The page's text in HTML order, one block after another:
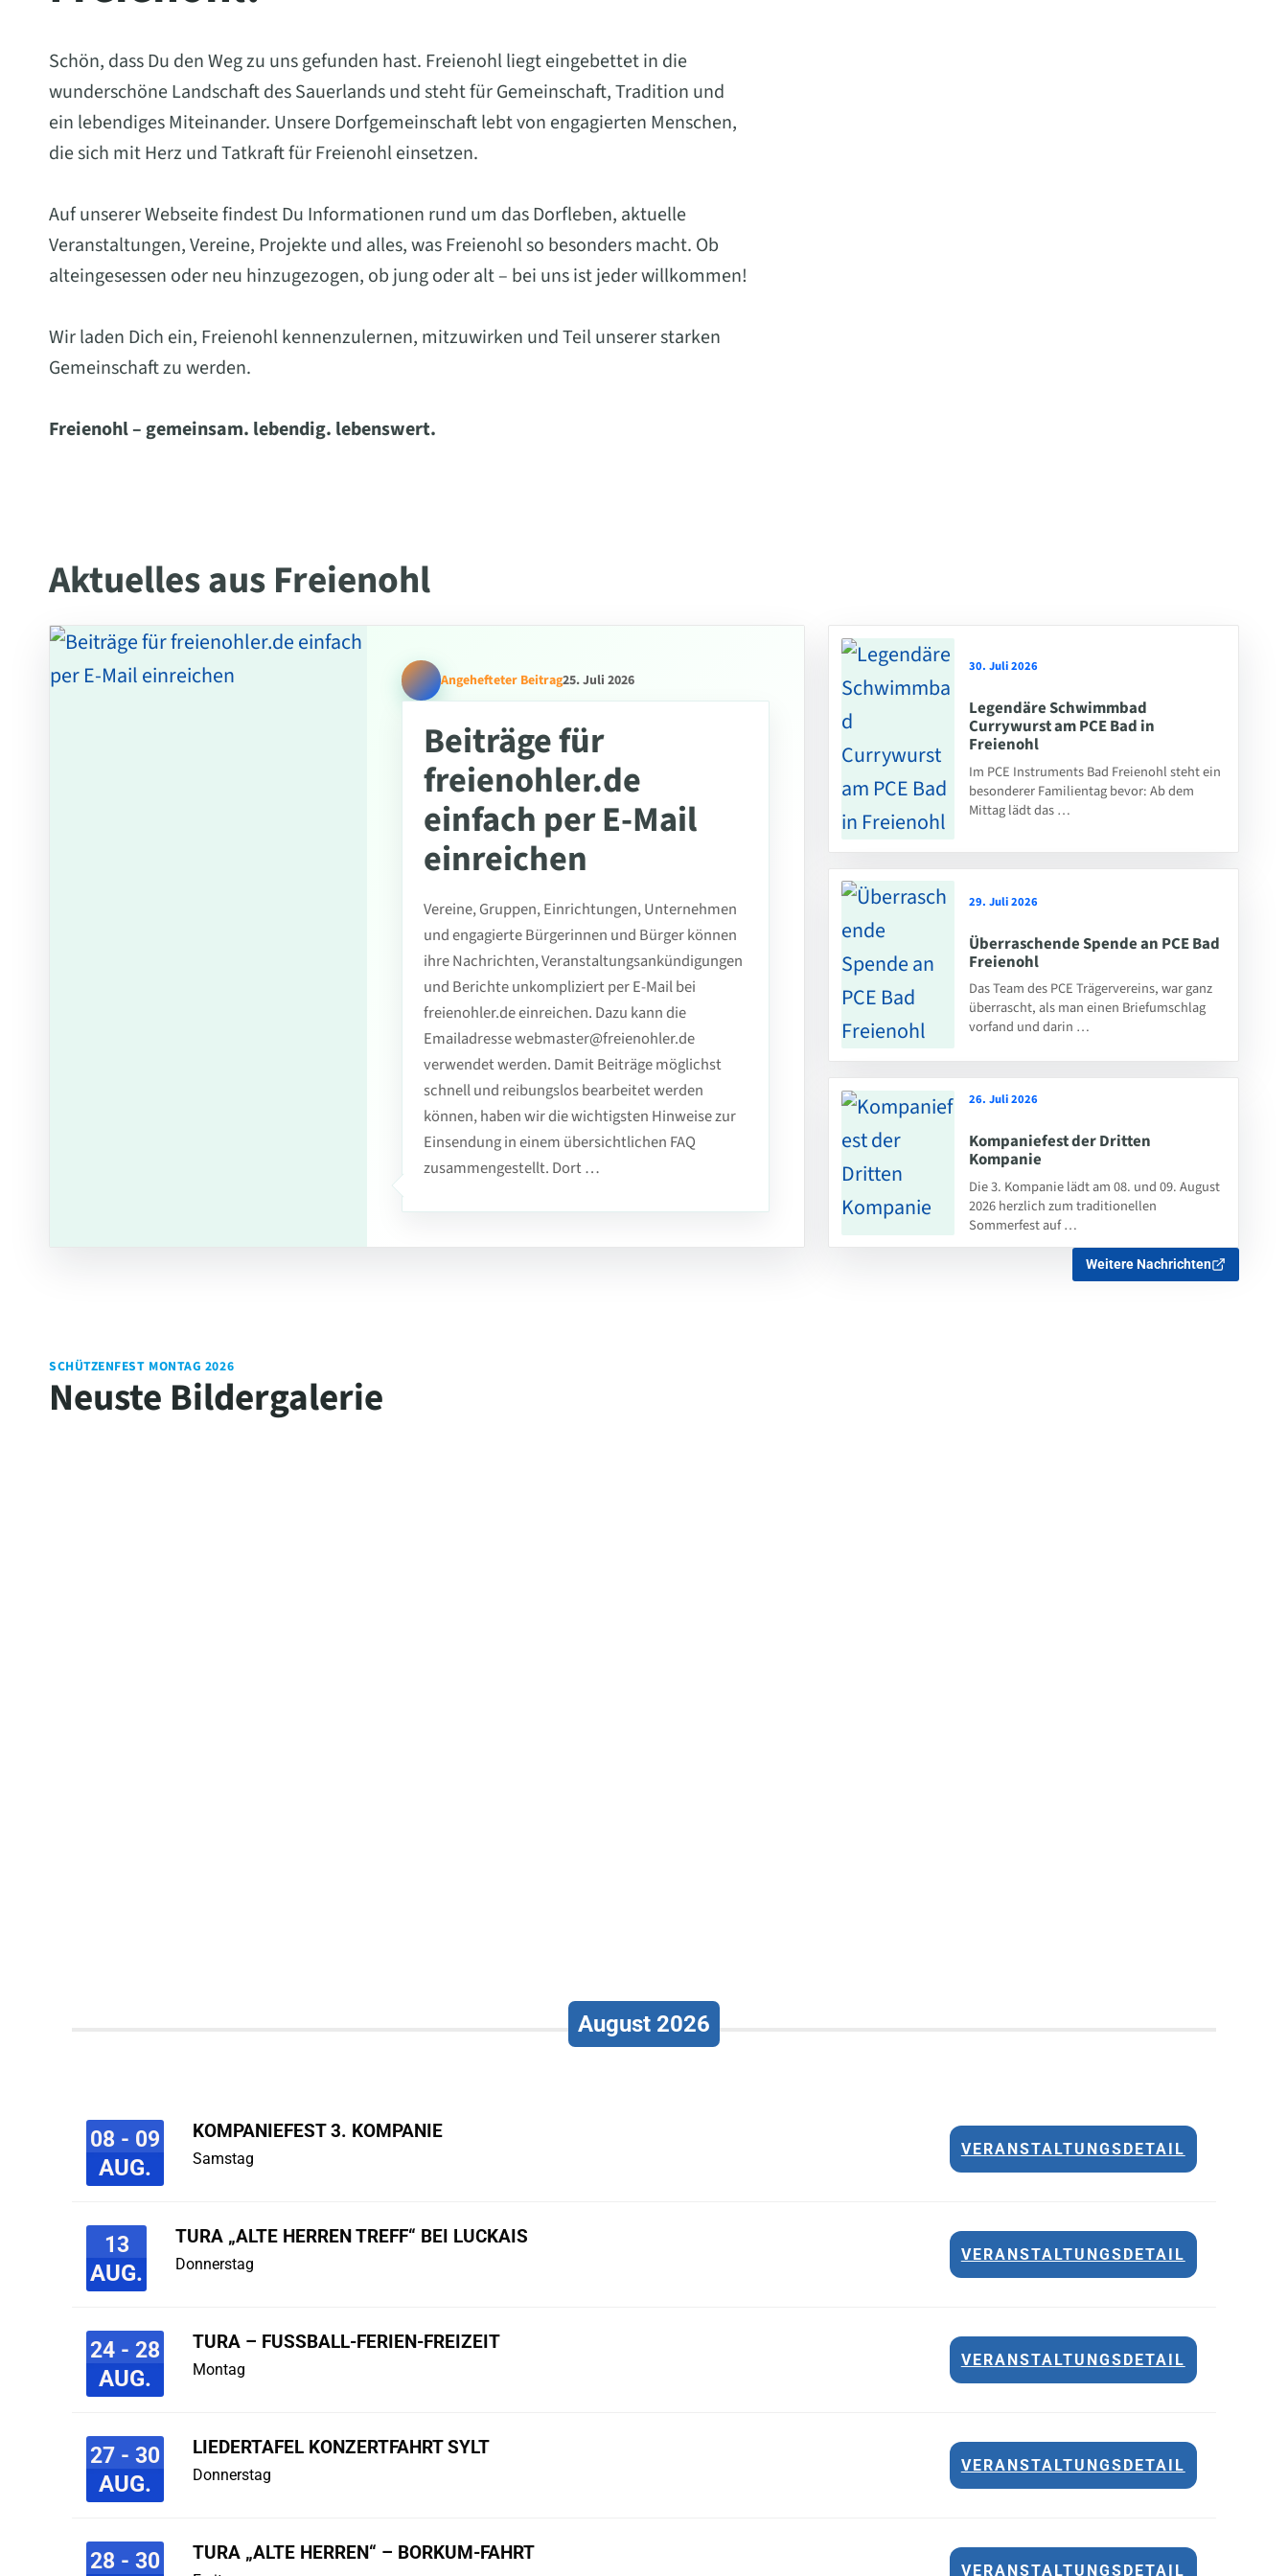
Schön, dass Du den Weg zu uns gefunden hast. Freienohl liegt eingebettet in die
wunderschöne Landschaft des Sauerlands und steht für Gemeinschaft, Tradition und
ein lebendiges Miteinander. Unsere Dorfgemeinschaft lebt von engagierten Menschen,
die sich mit Herz und Tatkraft für Freienohl einsetzen.
Auf unserer Webseite findest Du Informationen rund um das Dorfleben, aktuelle
Veranstaltungen, Vereine, Projekte und alles, was Freienohl so besonders macht. Ob
alteingesessen oder neu hinzugezogen, ob jung oder alt – bei uns ist jeder willkommen!
Wir laden Dich ein, Freienohl kennenzulernen, mitzuwirken und Teil unserer starken
Gemeinschaft zu werden.
Freienohl – gemeinsam. lebendig. lebenswert.
Aktuelles aus Freienohl
Angehefteter Beitrag25. Juli 2026
Beiträge für
freienohler.de
einfach per E-Mail
einreichen
Vereine, Gruppen, Einrichtungen, Unternehmen
und engagierte Bürgerinnen und Bürger können
ihre Nachrichten, Veranstaltungsankündigungen
und Berichte unkompliziert per E-Mail bei
freienohler.de einreichen. Dazu kann die
Emailadresse webmaster@freienohler.de
verwendet werden. Damit Beiträge möglichst
schnell und reibungslos bearbeitet werden
können, haben wir die wichtigsten Hinweise zur
Einsendung in einem übersichtlichen FAQ
zusammengestellt. Dort …
30. Juli 2026
Legendäre Schwimmbad
Currywurst am PCE Bad in
Freienohl
Im PCE Instruments Bad Freienohl steht ein
besonderer Familientag bevor: Ab dem
Mittag lädt das …
29. Juli 2026
Überraschende Spende an PCE Bad
Freienohl
Das Team des PCE Trägervereins, war ganz
überrascht, als man einen Briefumschlag
vorfand und darin …
26. Juli 2026
Kompaniefest der Dritten
Kompanie
Die 3. Kompanie lädt am 08. und 09. August
2026 herzlich zum traditionellen
Sommerfest auf …
Weitere Nachrichten
SCHÜTZENFEST MONTAG 2026
Neuste Bildergalerie
August 2026
08 - 09
AUG.
KOMPANIEFEST 3. KOMPANIE
Samstag
VERANSTALTUNGSDETAIL
13
AUG.
TURA „ALTE HERREN TREFF“ BEI LUCKAIS
Donnerstag
VERANSTALTUNGSDETAIL
24 - 28
AUG.
TURA – FUSSBALL-FERIEN-FREIZEIT
Montag
VERANSTALTUNGSDETAIL
27 - 30
AUG.
LIEDERTAFEL KONZERTFAHRT SYLT
Donnerstag
VERANSTALTUNGSDETAIL
28 - 30 TURA „ALTE HERREN“ – BORKUM-FAHRT
VERANSTALTUNGSDETAIL